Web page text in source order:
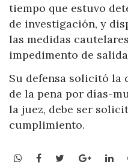
tiempo que estuvo
de investigación, y
las medidas
impedimento de
Su defensa solicitó
de la pena por días-
la juez, debe ser
cumplimiento.
WhatsApp
Facebook
Twitter